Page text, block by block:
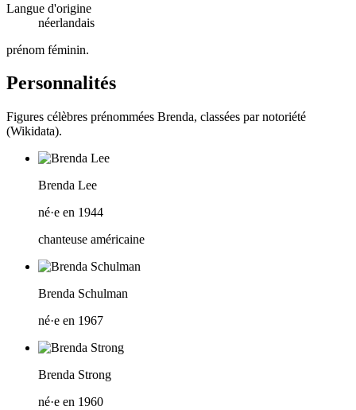
Langue d'origine
néerlandais
prénom féminin.
Personnalités
Figures célèbres prénommées Brenda, classées par notoriété
(Wikidata).
Brenda Lee
né·e en 1944
chanteuse américaine
Brenda Schulman
né·e en 1967
Brenda Strong
né·e en 1960